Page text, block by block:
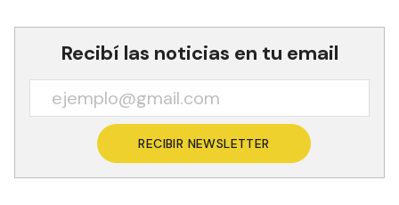
Recibí las noticias en tu email
RECIBIR NEWSLETTER